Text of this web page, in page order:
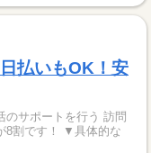
払いもOK！安
のサポートを行う 訪問